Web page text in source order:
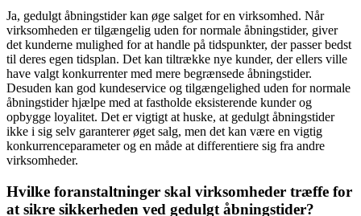
Ja, gedulgt åbningstider kan øge salget for en virksomhed. Når
virksomheden er tilgængelig uden for normale åbningstider, giver
det kunderne mulighed for at handle på tidspunkter, der passer bedst
til deres egen tidsplan. Det kan tiltrække nye kunder, der ellers ville
have valgt konkurrenter med mere begrænsede åbningstider.
Desuden kan god kundeservice og tilgængelighed uden for normale
åbningstider hjælpe med at fastholde eksisterende kunder og
opbygge loyalitet. Det er vigtigt at huske, at gedulgt åbningstider
ikke i sig selv garanterer øget salg, men det kan være en vigtig
konkurrenceparameter og en måde at differentiere sig fra andre
virksomheder.
Hvilke foranstaltninger skal virksomheder træffe for
at sikre sikkerheden ved gedulgt åbningstider?